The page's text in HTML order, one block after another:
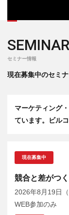
SEMINAR
セミナー情報
現在募集中のセミ
マーケティング
ています。ビル
現在募集中
競合と差がつ
2026年8月19日
WEB参加のみ